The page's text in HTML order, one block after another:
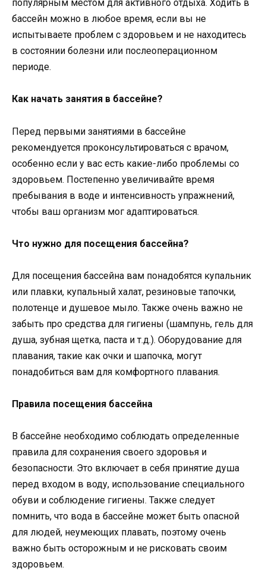
популярным местом для активного отдыха. Ходить в
бассейн можно в любое время, если вы не
испытываете проблем с здоровьем и не находитесь
в состоянии болезни или послеоперационном
периоде.
Как начать занятия в бассейне?
Перед первыми занятиями в бассейне
рекомендуется проконсультироваться с врачом,
особенно если у вас есть какие-либо проблемы со
здоровьем. Постепенно увеличивайте время
пребывания в воде и интенсивность упражнений,
чтобы ваш организм мог адаптироваться.
Что нужно для посещения бассейна?
Для посещения бассейна вам понадобятся купальник
или плавки, купальный халат, резиновые тапочки,
полотенце и душевое мыло. Также очень важно не
забыть про средства для гигиены (шампунь, гель для
душа, зубная щетка, паста и т.д.). Оборудование для
плавания, такие как очки и шапочка, могут
понадобиться вам для комфортного плавания.
Правила посещения бассейна
В бассейне необходимо соблюдать определенные
правила для сохранения своего здоровья и
безопасности. Это включает в себя принятие душа
перед входом в воду, использование специального
обуви и соблюдение гигиены. Также следует
помнить, что вода в бассейне может быть опасной
для людей, неумеющих плавать, поэтому очень
важно быть осторожным и не рисковать своим
здоровьем.